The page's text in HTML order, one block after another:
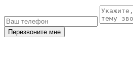
Перезвоните мне